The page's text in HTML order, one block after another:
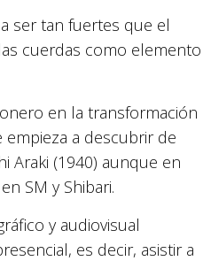
ser tan fuertes que el
cuerdas como elemento
en la transformación
empieza a descubrir de
Araki (1940) aunque en
SM y Shibari.
y audiovisual
es decir, asistir a